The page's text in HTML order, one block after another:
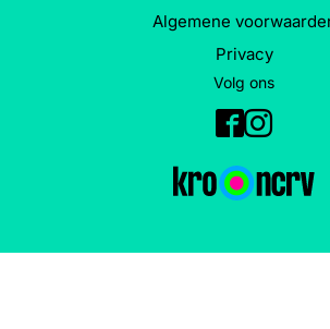
Algemene
Privacy
Volg ons